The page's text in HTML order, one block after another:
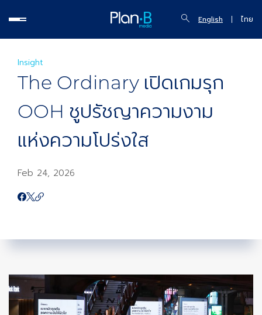
English ไทย
Insight
The Ordinary เปิดเกมรุก
OOH ชูปรัชญาความงาม
แห่งความโปร่งใส
Feb 24, 2026